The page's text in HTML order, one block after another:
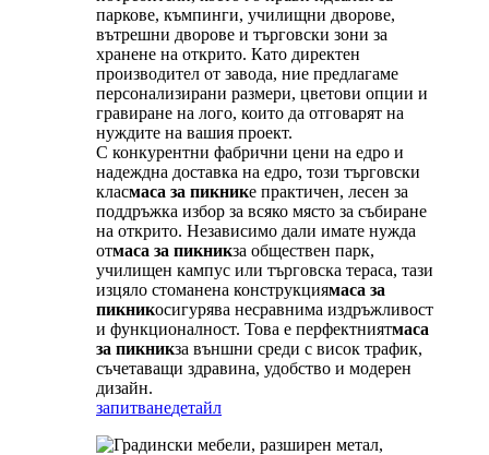
паркове, къмпинги, училищни дворове,
вътрешни дворове и търговски зони за
хранене на открито. Като директен
производител от завода, ние предлагаме
персонализирани размери, цветови опции и
гравиране на лого, които да отговарят на
нуждите на вашия проект.
С конкурентни фабрични цени на едро и
надеждна доставка на едро, този търговски
класмаса за пикнике практичен, лесен за
поддръжка избор за всяко място за събиране
на открито. Независимо дали имате нужда
отмаса за пикникза обществен парк,
училищен кампус или търговска тераса, тази
изцяло стоманена конструкциямаса за
пикникосигурява несравнима издръжливост
и функционалност. Това е перфектниятмаса
за пикникза външни среди с висок трафик,
съчетаващи здравина, удобство и модерен
дизайн.
запитванедетайл